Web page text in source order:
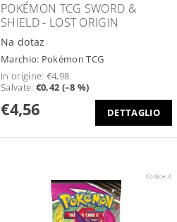
POKÉMON TCG SWORD &
SHIELD - LOST ORIGIN
Na dotaz
Marchio: Pokémon TCG
In origine: €4,98
Salvate: €0,42 (–8 %)
€4,56 DETTAGLIO
Codice: 6